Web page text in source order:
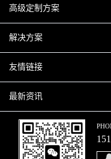
爬虫案例
关于爬虫
高级定制方案
H5互动营销
微信小程序
移动APP
解决方案
商城解决方案
商城会员积分商城解决方案
网站解决方案
智慧校园解决方案
友情链接
厦门小程序开发
厦门APP开发
厦门微商城开发
最新资讯
行业资讯
爬虫动态